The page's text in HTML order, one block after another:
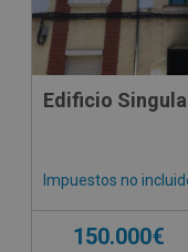
Edificio Singular
Impuestos no
150.000€